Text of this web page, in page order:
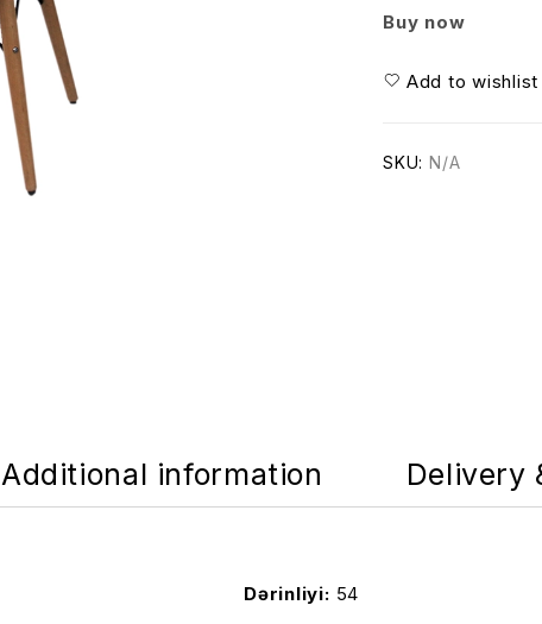
Buy now
Add to wishlist
SKU: N/A
Additional information Delivery
Dərinliyi
54